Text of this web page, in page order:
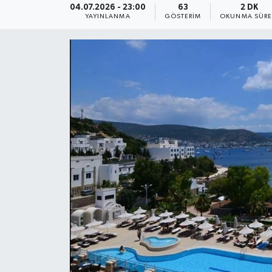
04.07.2026 - 23:00
YAYINLANMA
63
GÖSTERIM
2 DK
OKUNMA